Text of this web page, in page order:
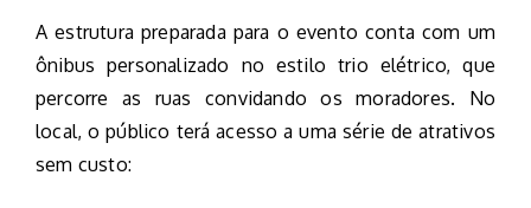
A estrutura preparada para o evento conta com um
ônibus personalizado no estilo trio elétrico, que
percorre as ruas convidando os moradores. No
local, o público terá acesso a uma série de atrativos
sem custo: